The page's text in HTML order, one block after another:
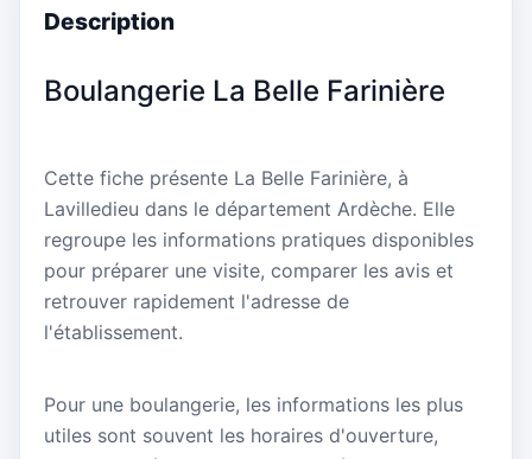
Description
Boulangerie La Belle Farinière
Cette fiche présente La Belle Farinière, à
Lavilledieu dans le département Ardèche. Elle
regroupe les informations pratiques disponibles
pour préparer une visite, comparer les avis et
retrouver rapidement l'adresse de
l'établissement.
Pour une boulangerie, les informations les plus
utiles sont souvent les horaires d'ouverture,